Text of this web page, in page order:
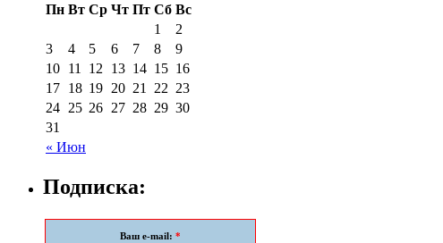
Пн Вт Ср Чт Пт Сб Вс
« Июн
1
2
3
4 5 6 7 8
9
10 11 12 13 14 15 16
17 18 19 20 21 22 23
24 25 26 27 28 29 30
31
Подписка:
Ваш e-mail: *